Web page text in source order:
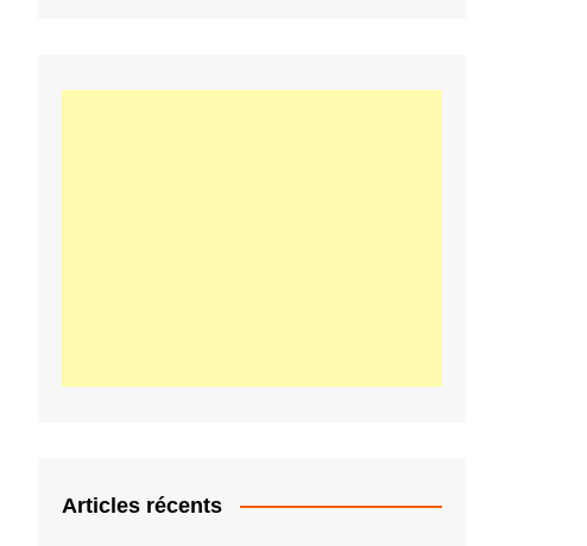
Articles récents